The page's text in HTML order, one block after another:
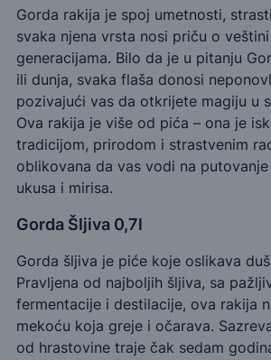
Gorda rakija je spoj umetnosti,
svaka njena vrsta nosi priču o
generacijama. Bilo da je u pitanju
ili dunja, svaka flaša donosi
pozivajući vas da otkrijete magiju u
Ova rakija je više od pića – ona je
tradicijom, prirodom i strastvenim
oblikovana da vas vodi na
ukusa i mirisa.
Gorda Šljiva 0,7l
Gorda šljiva je piće koje oslikava
Pravljena od najboljih šljiva, sa
fermentacije i destilacije, ova rakija
mekoću koja greje i očarava.
od hrastovine traje čak sedam